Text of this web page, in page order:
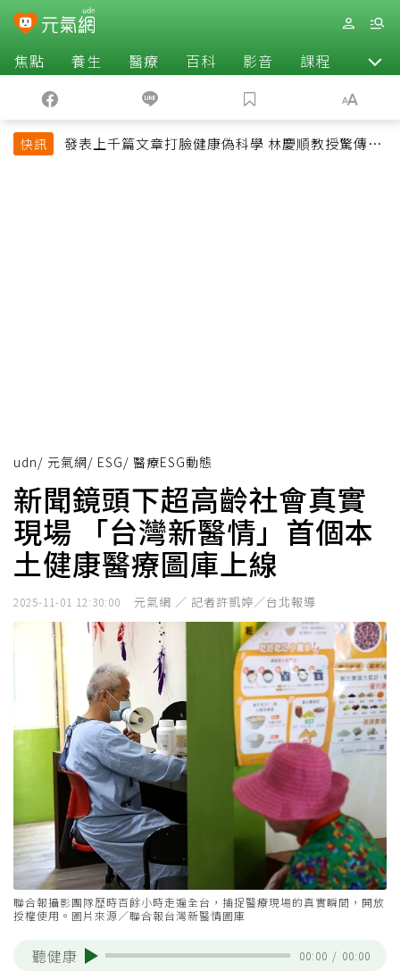
焦點 養生 醫療 百科 影音 課程 退休
快訊
發表上千篇文章打臉健康偽科學 林慶順教授驚傳意
udn/ 元氣網/ ESG/ 醫療ESG動態
新聞鏡頭下超高齡社會真實
現場 「台灣新醫情」首個本
土健康醫療圖庫上線
2025-11-01 12:30:00 元氣網 ／ 記者許凱婷／台北報導
聯合報攝影團隊歷時百餘小時走遍全台，捕捉醫療現場的真實瞬間，開放
授權使用。圖片來源／聯合報台灣新醫情圖庫
聽健康 00:00 / 00:00